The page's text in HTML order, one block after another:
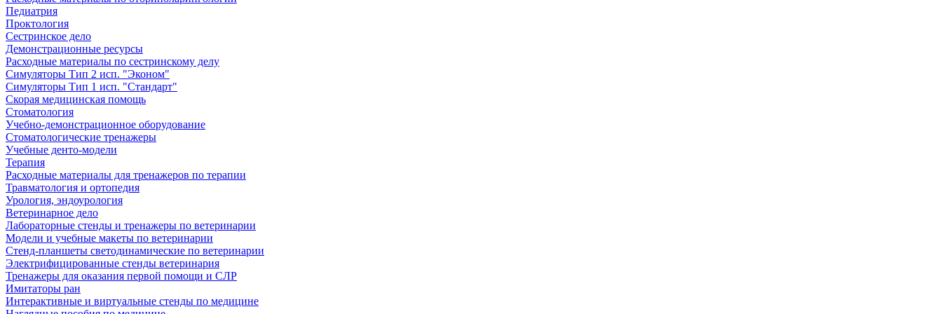
Педиатрия
Проктология
Сестринское дело
Демонстрационные ресурсы
Расходные материалы по сестринскому делу
Симуляторы Тип 2 исп. "Эконом"
Симуляторы Тип 1 исп. "Стандарт"
Скорая медицинская помощь
Стоматология
Учебно-демонстрационное оборудование
Стоматологические тренажеры
Учебные денто-модели
Терапия
Расходные материалы для тренажеров по терапии
Травматология и ортопедия
Урология, эндоурология
Ветеринарное дело
Лабораторные стенды и тренажеры по ветеринарии
Модели и учебные макеты по ветеринарии
Стенд-планшеты светодинамические по ветеринарии
Электрифицированные стенды ветеринария
Тренажеры для оказания первой помощи и СЛР
Имитаторы ран
Интерактивные и виртуальные стенды по медицине